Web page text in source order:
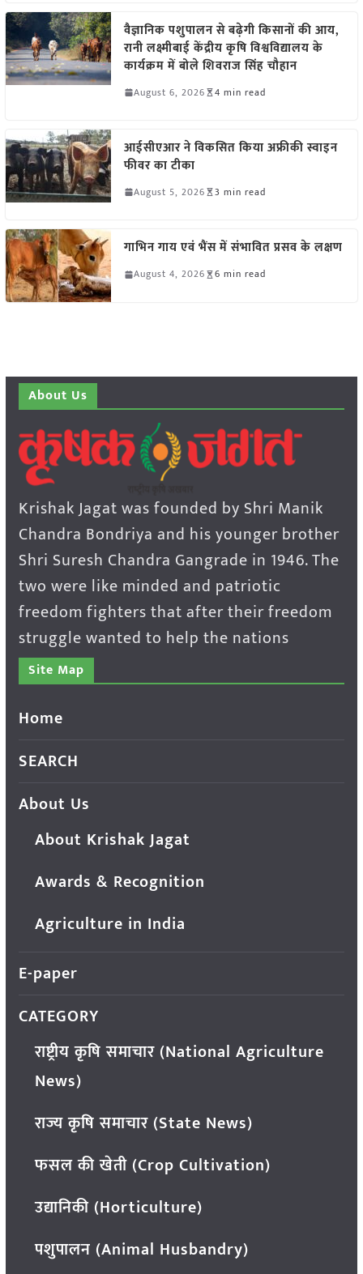
वैज्ञानिक पशुपालन से बढ़ेगी किसानों की आय,
रानी लक्ष्मीबाई केंद्रीय कृषि विश्वविद्यालय के
कार्यक्रम में बोले शिवराज सिंह चौहान
August 6, 2026 4 min read
आईसीएआर ने विकसित किया अफ्रीकी स्वाइन
फीवर का टीका
August 5, 2026 3 min read
गाभिन गाय एवं भैंस में संभावित प्रसव के लक्षण
August 4, 2026 6 min read
About Us
Krishak Jagat was founded by Shri Manik
Chandra Bondriya and his younger brother
Shri Suresh Chandra Gangrade in 1946. The
two were like minded and patriotic
freedom fighters that after their freedom
struggle wanted to help the nations
Site Map
Home
SEARCH
About Us
About Krishak Jagat
Awards & Recognition
Agriculture in India
E-paper
CATEGORY
राष्ट्रीय कृषि समाचार (National Agriculture
News)
राज्य कृषि समाचार (State News)
फसल की खेती (Crop Cultivation)
उद्यानिकी (Horticulture)
पशुपालन (Animal Husbandry)